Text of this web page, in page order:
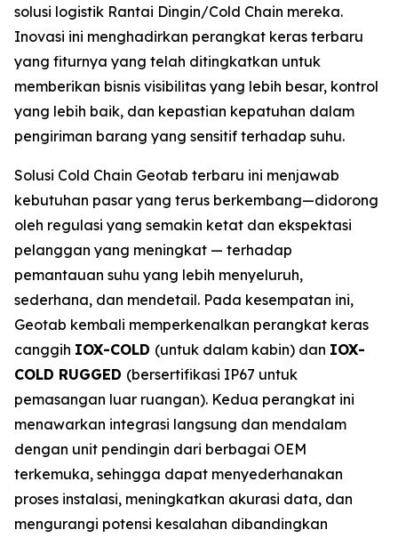
solusi logistik Rantai Dingin/Cold Chain mereka.
Inovasi ini menghadirkan perangkat keras terbaru
yang fiturnya yang telah ditingkatkan untuk
memberikan bisnis visibilitas yang lebih besar, kontrol
yang lebih baik, dan kepastian kepatuhan dalam
pengiriman barang yang sensitif terhadap suhu.
Solusi Cold Chain Geotab terbaru ini menjawab
kebutuhan pasar yang terus berkembang—didorong
oleh regulasi yang semakin ketat dan ekspektasi
pelanggan yang meningkat — terhadap
pemantauan suhu yang lebih menyeluruh,
sederhana, dan mendetail. Pada kesempatan ini,
Geotab kembali memperkenalkan perangkat keras
canggih IOX-COLD (untuk dalam kabin) dan IOX-
COLD RUGGED (bersertifikasi IP67 untuk
pemasangan luar ruangan). Kedua perangkat ini
menawarkan integrasi langsung dan mendalam
dengan unit pendingin dari berbagai OEM
terkemuka, sehingga dapat menyederhanakan
proses instalasi, meningkatkan akurasi data, dan
mengurangi potensi kesalahan dibandingkan